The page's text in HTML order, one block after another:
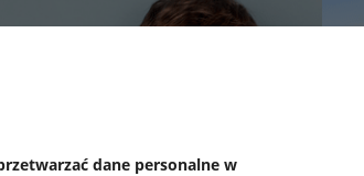
dane personalne w